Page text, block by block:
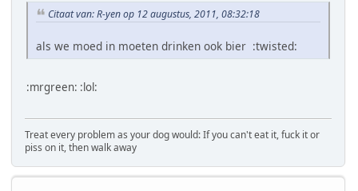
Citaat van: R-yen op 12 augustus, 2011, 08:32:18
als we moed in moeten drinken ook bier :twisted:
:mrgreen: :lol:
Treat every problem as your dog would: If you can't eat it, fuck it or
piss on it, then walk away